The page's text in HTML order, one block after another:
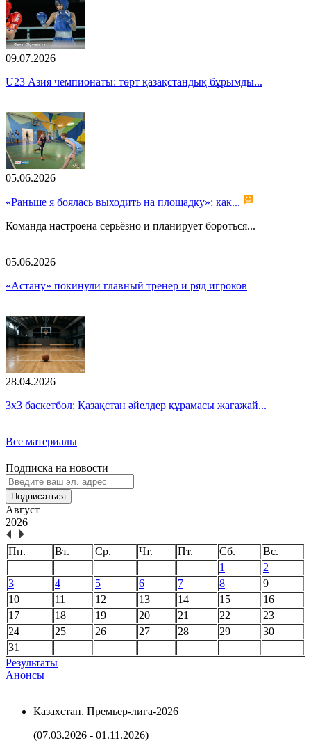
09.07.2026
U23 Азия чемпионаты: төрт қазақстандық бұрымды...
05.06.2026
«Раньше я боялась выходить на площадку»: как...
Команда настроена серьёзно и планирует бороться...
05.06.2026
«Астану» покинули главный тренер и ряд игроков
28.04.2026
3x3 баскетбол: Қазақстан әйелдер құрамасы жағажай...
Все материалы
Подписка на новости
Подписаться
Август
2026
Пн. Вт. Ср. Чт. Пт. Сб.
Вс.
1
2
3
4 5 6 7 8
9
10
11 12 13 14 15
16
17
18 19 20 21 22
23
24
25 26 27 28 29
30
31
Результаты
Анонсы
Казахстан. Премьер-лига-2026
(07.03.2026 - 01.11.2026)